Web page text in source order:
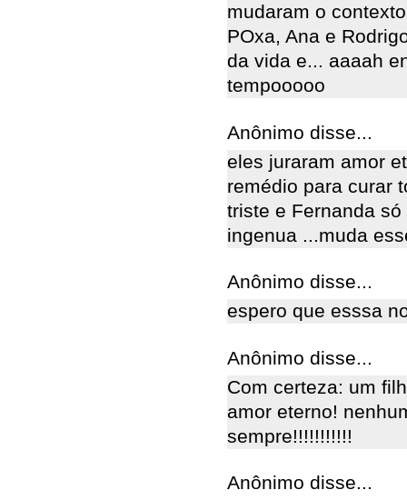
mudaram o
POxa, Ana e
da vida e... aaaah
tempooooo
Anônimo disse...
eles juraram amor
remédio para curar
triste e Fernanda
ingenua ...muda
Anônimo disse...
espero que esssa
Anônimo disse...
Com certeza: um
amor eterno!
sempre!!!!!!!!!!!
Anônimo disse...